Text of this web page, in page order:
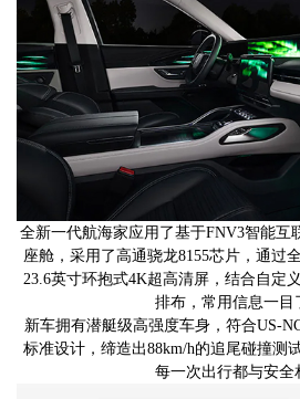
全新一代航海家应用了基于FNV3智能互
座舱，采用了高通骁龙8155芯片，通过
23.6英寸环抱式4K超高清屏，结合自定
排布，常用信息一目
新车拥有潜艇级高强度车身，符合US-
标准设计，缔造出88km/h的追尾碰撞测
每一次出行都与安全